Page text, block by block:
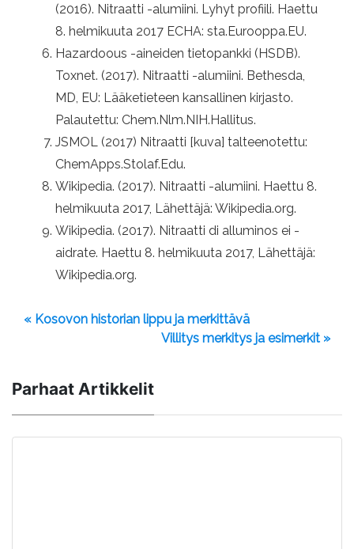
(2016). Nitraatti -alumiini. Lyhyt profiili. Haettu
8. helmikuuta 2017 ECHA: sta.Eurooppa.EU.
Hazardoous -aineiden tietopankki (HSDB).
Toxnet. (2017). Nitraatti -alumiini. Bethesda,
MD, EU: Lääketieteen kansallinen kirjasto.
Palautettu: Chem.Nlm.NIH.Hallitus.
JSMOL (2017) Nitraatti [kuva] talteenotettu:
ChemApps.Stolaf.Edu.
Wikipedia. (2017). Nitraatti -alumiini. Haettu 8.
helmikuuta 2017, Lähettäjä: Wikipedia.org.
Wikipedia. (2017). Nitraatti di alluminos ei -
aidrate. Haettu 8. helmikuuta 2017, Lähettäjä:
Wikipedia.org.
« Kosovon historian lippu ja merkittävä
Villitys merkitys ja esimerkit »
Parhaat Artikkelit